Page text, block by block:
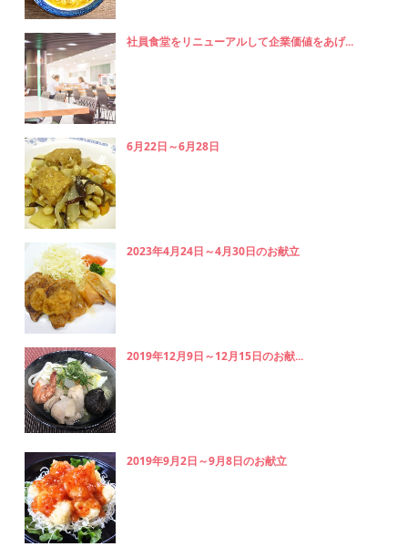
社員食堂をリニューアルして企業価値をあげ...
6月22日～6月28日
2023年4月24日～4月30日のお献立
2019年12月9日～12月15日のお献...
2019年9月2日～9月8日のお献立